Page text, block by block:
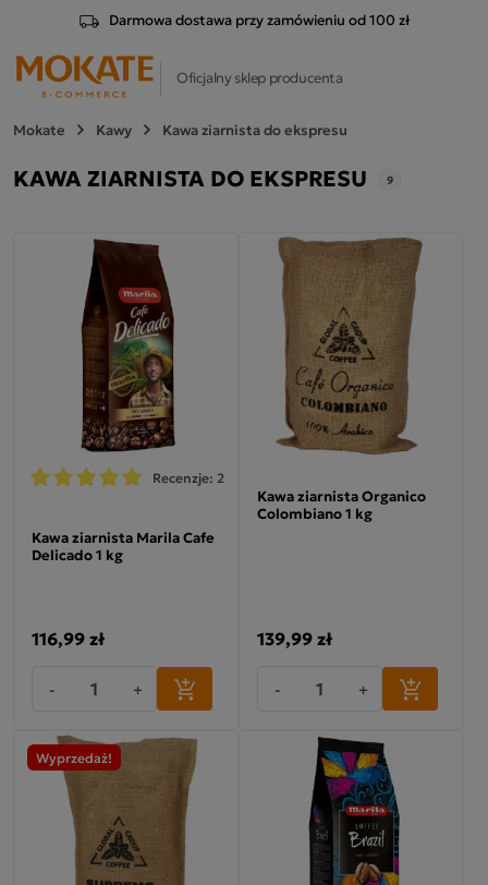
Darmowa dostawa przy zamówieniu od 100 zł
Oficjalny sklep producenta
Mokate Kawy Kawa ziarnista do ekspresu
KAWA ZIARNISTA DO EKSPRESU 9
Recenzje: 2
Kawa ziarnista Marila Cafe
Delicado 1 kg
116,99 zł
- +
Kawa ziarnista Organico
Colombiano 1 kg
139,99 zł
- +
Wyprzedaż!